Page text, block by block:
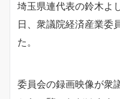
埼玉県連代表の鈴木よ
日、衆議院経済産業委
た。
委員会の録画映像が衆